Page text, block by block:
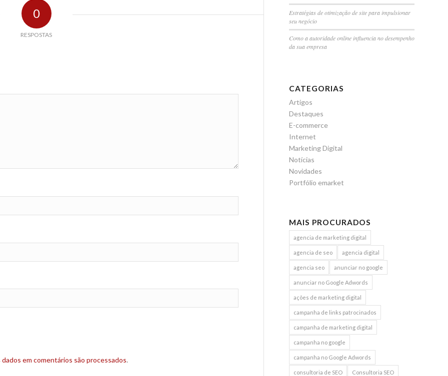
0
RESPOSTAS
dados em comentários são processados.
Estratégias de otimização de site para impulsionar
seu negócio
Como a autoridade online influencia no desempenho
da sua empresa
CATEGORIAS
Artigos
Destaques
E-commerce
Internet
Marketing Digital
Notícias
Novidades
Portfólio emarket
MAIS PROCURADOS
agencia de marketing digital
agencia de seo agencia digital
agencia seo anunciar no google
anunciar no Google Adwords
ações de marketing digital
campanha de links patrocinados
campanha de marketing digital
campanha no google
campanha no Google Adwords
consultoria de SEO Consultoria SEO